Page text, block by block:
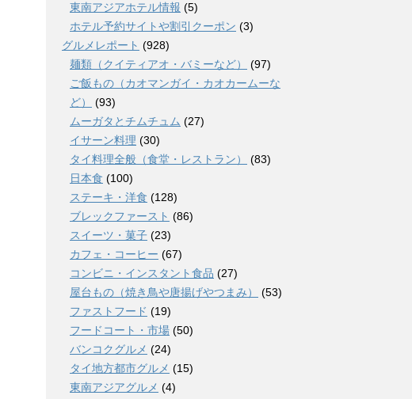
東南アジアホテル情報 (5)
ホテル予約サイトや割引クーポン (3)
グルメレポート (928)
麺類（クイティアオ・バミーなど）
(97)
ご飯もの（カオマンガイ・カオカームーな
ど）
(93)
ムーガタとチムチュム (27)
イサーン料理 (30)
タイ料理全般（食堂・レストラン）
(83)
日本食 (100)
ステーキ・洋食 (128)
ブレックファースト (86)
スイーツ・菓子 (23)
カフェ・コーヒー (67)
コンビニ・インスタント食品 (27)
屋台もの（焼き鳥や唐揚げやつまみ）
(53)
ファストフード (19)
フードコート・市場 (50)
バンコクグルメ (24)
タイ地方都市グルメ (15)
東南アジアグルメ (4)